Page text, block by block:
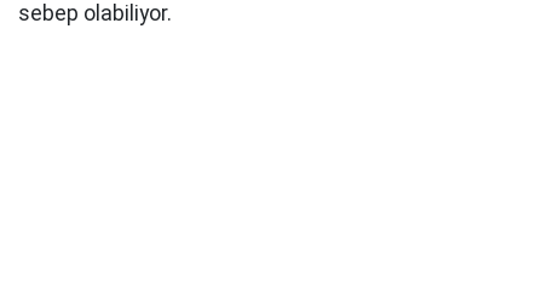
sebep olabiliyor.